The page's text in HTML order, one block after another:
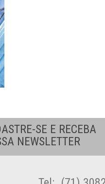
SE E RECEBA
NEWSLETTER